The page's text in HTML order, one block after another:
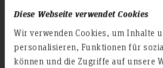
Diese Webseite verwendet Cookies
Wir verwenden Cookies, um Inhalte
personalisieren, Funktionen für
können und die Zugriffe auf unsere
Karriere
Service & Organisation
Akademische Angelegenheiten